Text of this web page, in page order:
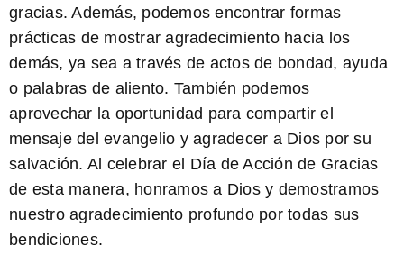
gracias. Además, podemos encontrar formas
prácticas de mostrar agradecimiento hacia los
demás, ya sea a través de actos de bondad, ayuda
o palabras de aliento. También podemos
aprovechar la oportunidad para compartir el
mensaje del evangelio y agradecer a Dios por su
salvación. Al celebrar el Día de Acción de Gracias
de esta manera, honramos a Dios y demostramos
nuestro agradecimiento profundo por todas sus
bendiciones.